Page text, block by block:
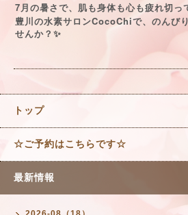
7 月の暑さで、肌も身体も心も疲れ切っ
豊川の水素サロンCocoChiで、のんび
せんか？ ✨
トップ
☆ご予約はこちらです☆
最新情報